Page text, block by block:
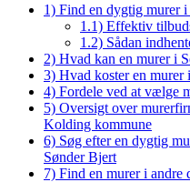
1) Find en dygtig murer
1.1) Effektiv
1.2) Sådan
2) Hvad kan en murer i
3) Hvad koster en murer
4) Fordele ved at vælge
5) Oversigt over
Kolding kommune
6) Søg efter en dygtig
Sønder Bjert
7) Find en murer i andre